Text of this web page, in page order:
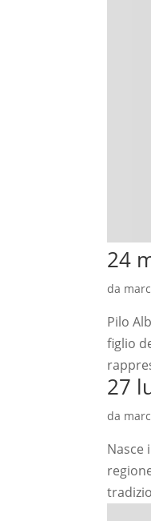
24
da
Pilo
figlio
27
da
Nasce